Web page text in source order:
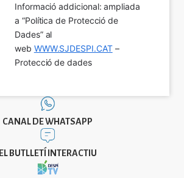
Informació addicional: ampliada
a “Política de Protecció de
Dades” al
web WWW.SJDESPI.CAT –
Protecció de dades
CANAL DE WHATSAPP
EL BUTLLETÍ INTERACTIU